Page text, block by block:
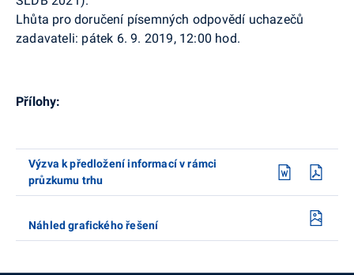
Lhůta pro doručení písemných odpovědí uchazečů
zadavateli: pátek 6. 9. 2019, 12:00 hod.
Přílohy:
Výzva k předložení informací v rámci
průzkumu trhu
Náhled grafického řešení